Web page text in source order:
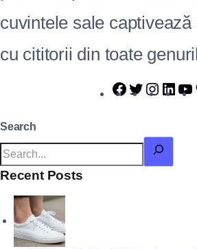
cuvintele sale
cu cititorii din toate
Search
Recent Posts